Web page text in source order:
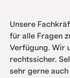
Unsere
für alle Fragen
Verfügung. Wir
rechtssicher.
sehr gerne